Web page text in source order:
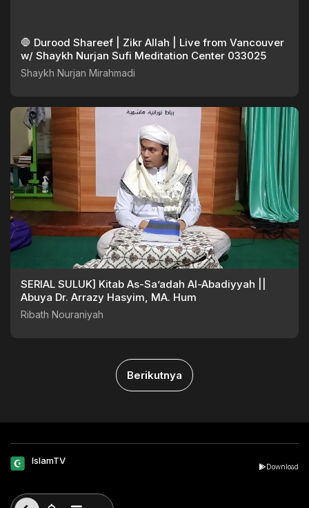
🛑 Durood Shareef | Zikr Allah | Live from Vancouver
w/ Shaykh Nurjan Sufi Meditation Center 033025
Shaykh Nurjan Mirahmadi
SERIAL SULUK] Kitab As-Sa’adah Al-Abadiyyah ||
Abuya Dr. Arrazy Hasyim, MA. Hum
Ribath Nouraniyah
Berikutnya
IslamTV
Download